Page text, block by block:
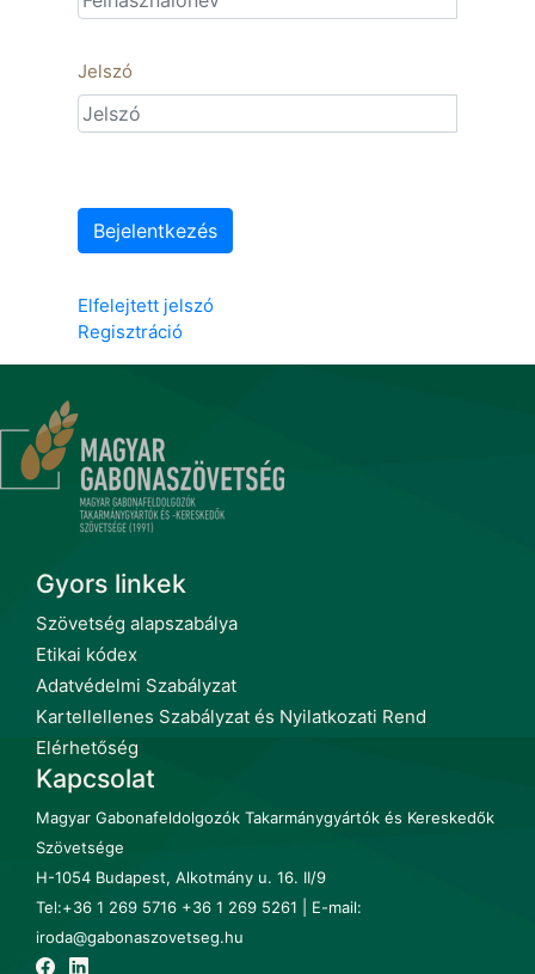
Jelszó
Bejelentkezés
Elfelejtett jelszó
Regisztráció
Gyors linkek
Szövetség alapszabálya
Etikai kódex
Adatvédelmi Szabályzat
Kartellellenes Szabályzat és Nyilatkozati Rend
Elérhetőség
Kapcsolat
Magyar Gabonafeldolgozók Takarmánygyártók és Kereskedők
Szövetsége
H-1054 Budapest, Alkotmány u. 16. II/9
Tel:+36 1 269 5716 +36 1 269 5261 | E-mail:
iroda@gabonaszovetseg.hu